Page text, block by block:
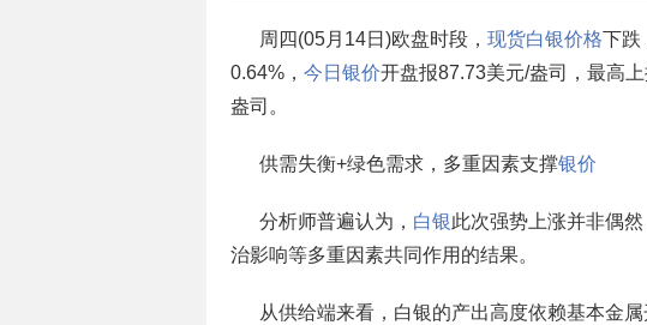
周四(05月14日)欧盘时段， 现货白银价格下跌
0.64%， 今日银价开盘报87.73美元/盎司，最高
盎司。
供需失衡+绿色需求，多重因素支撑银价
分析师普遍认为， 白银此次强势上涨并非偶
治影响等多重因素共同作用的结果。
从供给端来看，白银的产出高度依赖基本金